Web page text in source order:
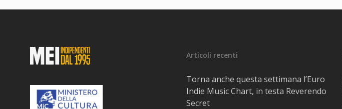
Articoli recenti
Torna anche questa settimana l’Euro
Indie Music Chart, in testa Reverendo
Secret